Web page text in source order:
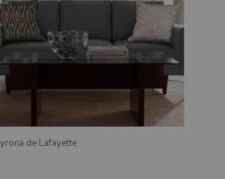
de Lafayette